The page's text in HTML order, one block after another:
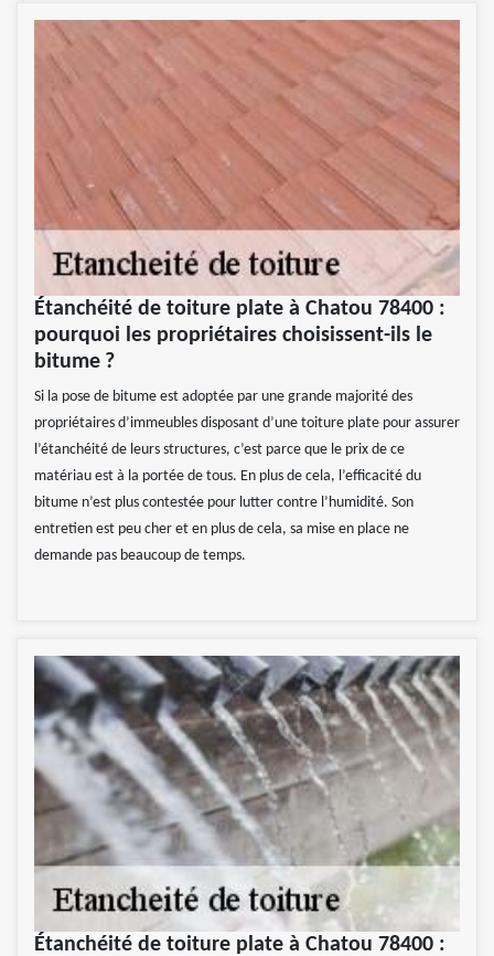
Étanchéité de toiture plate à Chatou 78400 :
pourquoi les propriétaires choisissent-ils le
bitume ?
Si la pose de bitume est adoptée par une grande majorité des
propriétaires d’immeubles disposant d’une toiture plate pour assurer
l’étanchéité de leurs structures, c’est parce que le prix de ce
matériau est à la portée de tous. En plus de cela, l’efficacité du
bitume n’est plus contestée pour lutter contre l’humidité. Son
entretien est peu cher et en plus de cela, sa mise en place ne
demande pas beaucoup de temps.
Étanchéité de toiture plate à Chatou 78400 :